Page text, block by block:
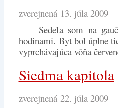
zverejnená 13. júla 2009
Sedela som na
hodinami. Byt bol úplne
vyprchávajúca vôňa
Siedma kapitola
zverejnená 22. júla 2009